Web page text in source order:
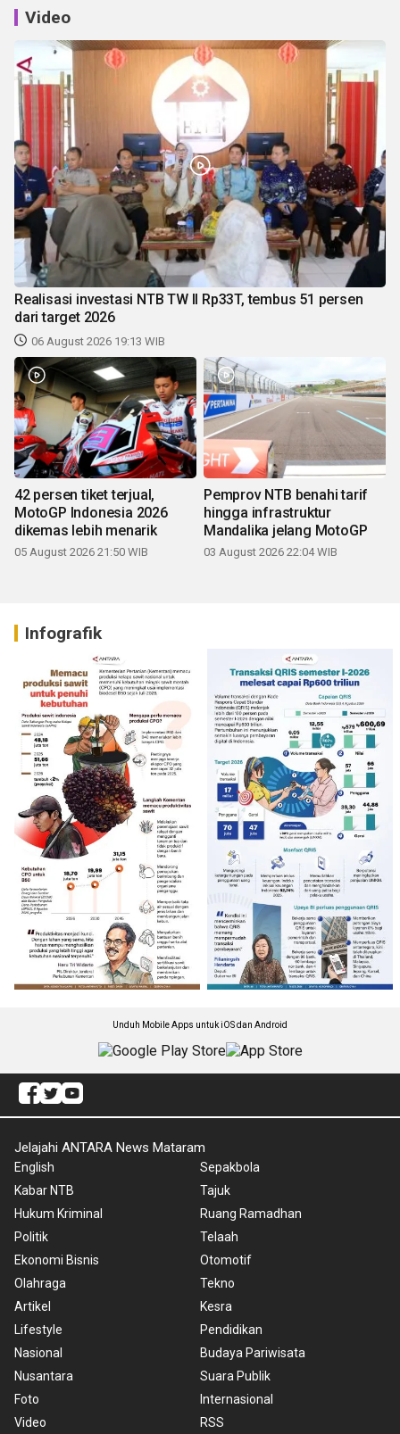
Video
Realisasi investasi NTB TW II Rp33T, tembus 51 persen
dari target 2026
06 August 2026 19:13 WIB
42 persen tiket terjual,
MotoGP Indonesia 2026
dikemas lebih menarik
05 August 2026 21:50 WIB
Pemprov NTB benahi tarif
hingga infrastruktur
Mandalika jelang MotoGP
03 August 2026 22:04 WIB
Infografik
Unduh Mobile Apps untuk iOS dan Android
Jelajahi ANTARA News Mataram
English
Kabar NTB
Hukum Kriminal
Politik
Ekonomi Bisnis
Olahraga
Artikel
Lifestyle
Nasional
Nusantara
Foto
Video
Sepakbola
Tajuk
Ruang Ramadhan
Telaah
Otomotif
Tekno
Kesra
Pendidikan
Budaya Pariwisata
Suara Publik
Internasional
RSS